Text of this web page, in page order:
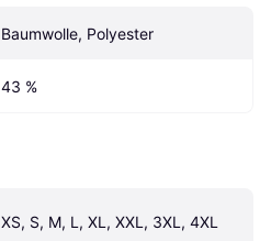
Baumwolle, Polyester
43 %
XS, S, M, L, XL, XXL, 3XL, 4XL